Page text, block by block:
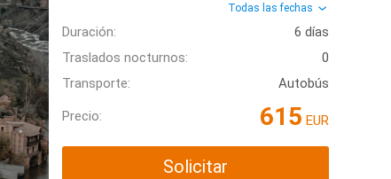
Todas las fechas
Duración:
6 días
Traslados nocturnos:
0
Transporte:
Autobús
Precio: 615 EUR
Solicitar